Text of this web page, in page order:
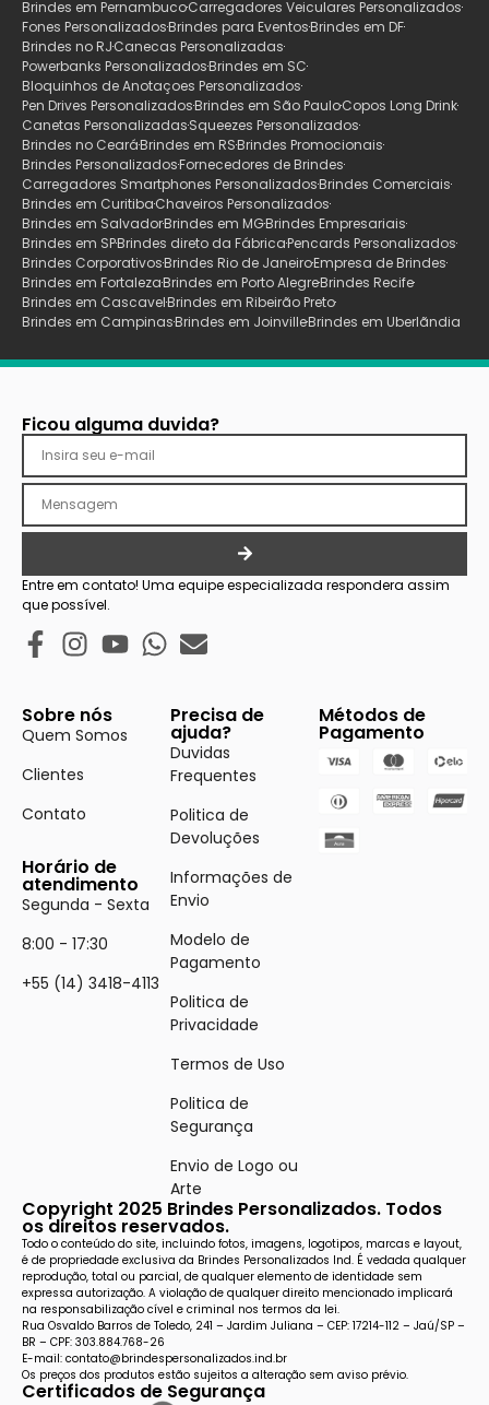
Brindes em PernambucoCarregadores Veiculares Personalizados
Fones PersonalizadosBrindes para EventosBrindes em DF
Brindes no RJCanecas Personalizadas
Powerbanks PersonalizadosBrindes em SC
Bloquinhos de Anotaçoes Personalizados
Pen Drives PersonalizadosBrindes em São PauloCopos Long Drink
Canetas PersonalizadasSqueezes Personalizados
Brindes no CearáBrindes em RSBrindes Promocionais
Brindes PersonalizadosFornecedores de Brindes
Carregadores Smartphones PersonalizadosBrindes Comerciais
Brindes em CuritibaChaveiros Personalizados
Brindes em SalvadorBrindes em MGBrindes Empresariais
Brindes em SPBrindes direto da FábricaPencards Personalizados
Brindes CorporativosBrindes Rio de JaneiroEmpresa de Brindes
Brindes em FortalezaBrindes em Porto AlegreBrindes Recife
Brindes em CascavelBrindes em Ribeirão Preto
Brindes em CampinasBrindes em JoinvilleBrindes em Uberlãndia
Ficou alguma duvida?
Entre em contato! Uma equipe especializada respondera assim
que possível.
Sobre nós
Quem Somos
Clientes
Contato
Horário de
atendimento
Segunda - Sexta
8:00 - 17:30
+55 (14) 3418-4113
Precisa de
ajuda?
Duvidas
Frequentes
Politica de
Devoluções
Informações de
Envio
Modelo de
Pagamento
Politica de
Privacidade
Termos de Uso
Politica de
Segurança
Envio de Logo ou
Arte
Métodos de
Pagamento
Copyright 2025 Brindes Personalizados. Todos
os direitos reservados.
Todo o conteúdo do site, incluindo fotos, imagens, logotipos, marcas e layout,
é de propriedade exclusiva da Brindes Personalizados Ind. É vedada qualquer
reprodução, total ou parcial, de qualquer elemento de identidade sem
expressa autorização. A violação de qualquer direito mencionado implicará
na responsabilização cível e criminal nos termos da lei.
Rua Osvaldo Barros de Toledo, 241 – Jardim Juliana – CEP: 17214-112 – Jaú/SP –
BR – CPF: 303.884.768-26
E-mail: contato@brindespersonalizados.ind.br
Os preços dos produtos estão sujeitos a alteração sem aviso prévio.
Certificados de Segurança